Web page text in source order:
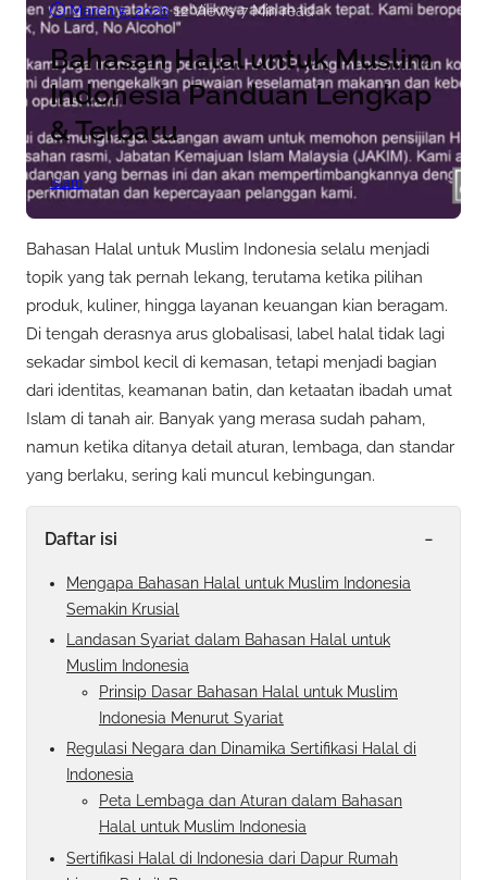
March 5, 2026•12Views•7 Min read
Bahasan Halal untuk Muslim
Indonesia Panduan Lengkap
& Terbaru
Islam
Bahasan Halal untuk Muslim Indonesia selalu menjadi
topik yang tak pernah lekang, terutama ketika pilihan
produk, kuliner, hingga layanan keuangan kian beragam.
Di tengah derasnya arus globalisasi, label halal tidak lagi
sekadar simbol kecil di kemasan, tetapi menjadi bagian
dari identitas, keamanan batin, dan ketaatan ibadah umat
Islam di tanah air. Banyak yang merasa sudah paham,
namun ketika ditanya detail aturan, lembaga, dan standar
yang berlaku, sering kali muncul kebingungan.
Daftar isi -
Mengapa Bahasan Halal untuk Muslim Indonesia
Semakin Krusial
Landasan Syariat dalam Bahasan Halal untuk
Muslim Indonesia
Prinsip Dasar Bahasan Halal untuk Muslim
Indonesia Menurut Syariat
Regulasi Negara dan Dinamika Sertifikasi Halal di
Indonesia
Peta Lembaga dan Aturan dalam Bahasan
Halal untuk Muslim Indonesia
Sertifikasi Halal di Indonesia dari Dapur Rumah